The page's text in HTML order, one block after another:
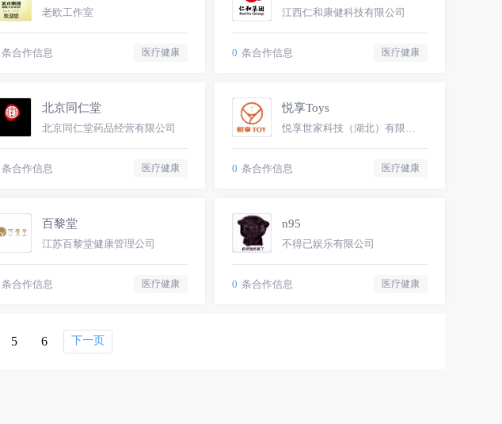
老欧工作室
条合作信息 医疗健康
江西仁和康健科技有限公司
0 条合作信息 医疗健康
北京同仁堂
北京同仁堂药品经营有限公司
条合作信息 医疗健康
悦享Toys
悦享世家科技（湖北）有限公司
0 条合作信息 医疗健康
百黎堂
江苏百黎堂健康管理公司
条合作信息 医疗健康
n95
不得已娱乐有限公司
0 条合作信息 医疗健康
5 6 下一页